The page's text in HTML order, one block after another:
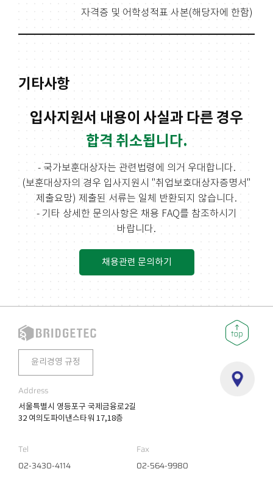
자격증 및 어학성적표 사본(해당자에 한함)
기타사항
입사지원서 내용이 사실과 다른 경우
합격 취소됩니다.
- 국가보훈대상자는 관련법령에 의거 우대합니다.
(보훈대상자의 경우 입사지원시 "취업보호대상자증명서"
제출요망) 제출된 서류는 일체 반환되지 않습니다.
- 기타 상세한 문의사항은 채용 FAQ를 참조하시기
바랍니다.
채용관련 문의하기
윤리경영 규정
Address
서울특별시 영등포구 국제금융로2길
32 여의도파이낸스타워 17,18층
Tel
02-3430-4114
Fax
02-564-9980